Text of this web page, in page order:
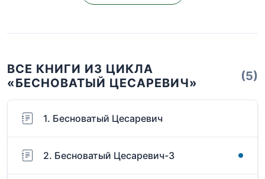
ВСЕ КНИГИ ИЗ ЦИКЛА
«БЕСНОВАТЫЙ ЦЕСАРЕВИЧ»
(5)
1. Бесноватый Цесаревич
2. Бесноватый Цесаревич-3